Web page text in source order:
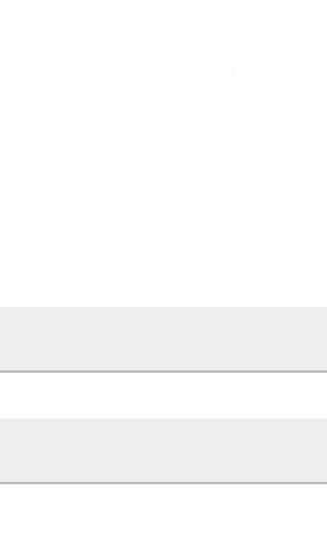
Urząd Gminy